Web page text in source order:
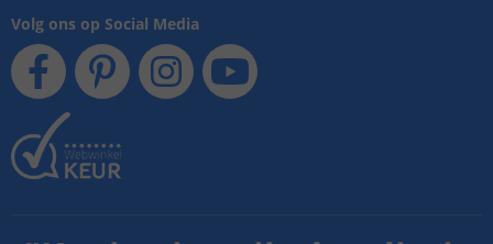
Volg ons op Social Media